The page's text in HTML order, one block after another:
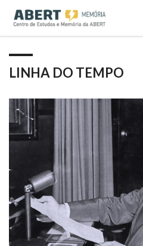
LINHA DO TEMPO